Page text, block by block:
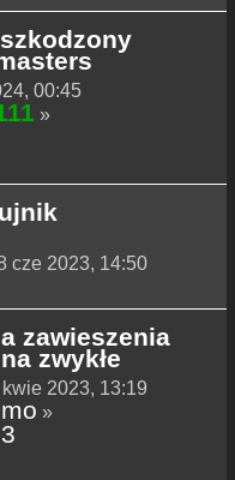
00:45
»
cze 2023, 14:50
zawieszenia
zwykłe
2023, 13:19
»